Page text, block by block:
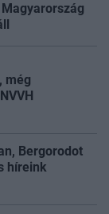
még
Bergorodot
híreink